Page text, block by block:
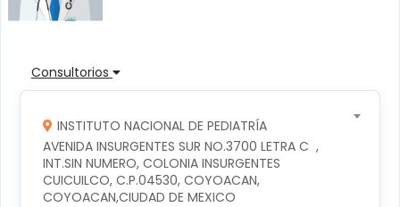
Consultorios
INSTITUTO NACIONAL DE PEDIATRÍA
AVENIDA INSURGENTES SUR NO.3700 LETRA C  ,
INT.SIN NUMERO, COLONIA INSURGENTES
CUICUILCO, C.P.04530, COYOACAN,
COYOACAN,CIUDAD DE MEXICO